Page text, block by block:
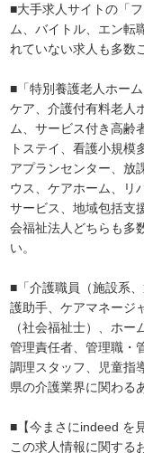
■大手求人サイトの「
ム、バイトル、エン転
れていない求人も多数
■「特別養護老人ホー
ケア、介護付有料老人
ム、サービス付き高齢
トステイ、看護小規模
アプランセンター、放
ウス、ケアホーム、リ
サービス、地域包括支
会福祉法人どちらも多
い。
■「介護職員（施設系
護助手、ケアマネージ
（社会福祉士）、ホ
管理責任者、管理職・
調理スタッフ、児童指
県の介護業界に関わる
■【今まさにindeed を
この求人情報に関する